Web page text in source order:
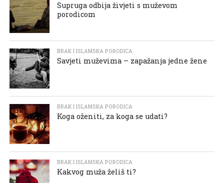
Supruga odbija živjeti s muževom
porodicom
BRAK I ISLAMSKA PORODICA
Savjeti muževima – zapažanja jedne žene
BRAK I ISLAMSKA PORODICA
Koga oženiti, za koga se udati?
BRAK I ISLAMSKA PORODICA
Kakvog muža želiš ti?